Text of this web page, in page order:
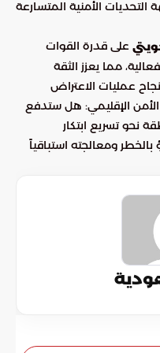
الأمنية المتسارعة
على قدرة القوات
مما يعزز الثقة
عمليات الاعتراض
الأمن الإقليمي: هل ستدفع
نحو تسريع ابتكار
ومعالجته استباقياً